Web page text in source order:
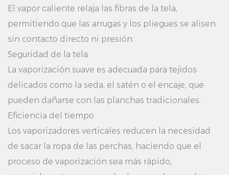
El vapor caliente relaja las fibras de la tela,
permitiendo que las arrugas y los pliegues se alisen
sin contacto directo ni presión.
Seguridad de la tela
La vaporización suave es adecuada para tejidos
delicados como la seda, el satén o el encaje, que
pueden dañarse con las planchas tradicionales.
Eficiencia del tiempo
Los vaporizadores verticales reducen la necesidad
de sacar la ropa de las perchas, haciendo que el
proceso de vaporización sea más rápido,